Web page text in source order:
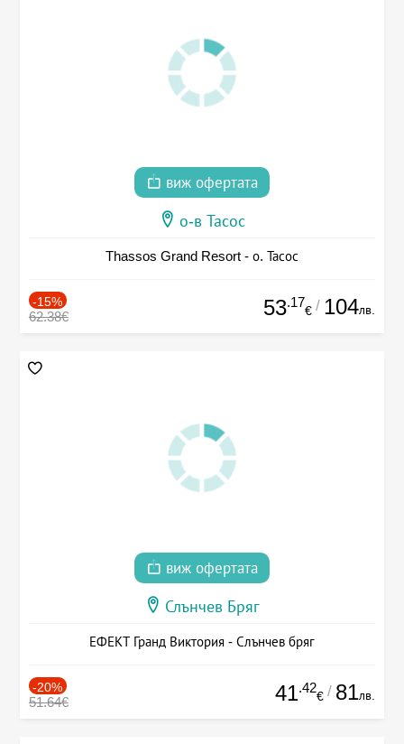
виж офертата
о-в Тасос
Thassos Grand Resort - о. Тасос
-15%
62.38€ 53.17
€ / 104лв.
виж офертата
Слънчев Бряг
ЕФЕКТ Гранд Виктория - Слънчев бряг
-20%
51.64€ 41.42
€ / 81лв.